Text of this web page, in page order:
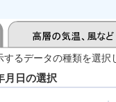
るデータの種類を選択
月日の選択